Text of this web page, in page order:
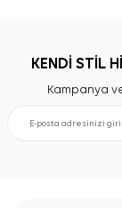
KENDİ STİL
Kampanya